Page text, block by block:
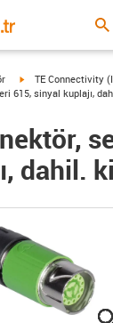
right igus-icon-arrow-
TE Connectivity
615, sinyal kuplajı,
dahil.